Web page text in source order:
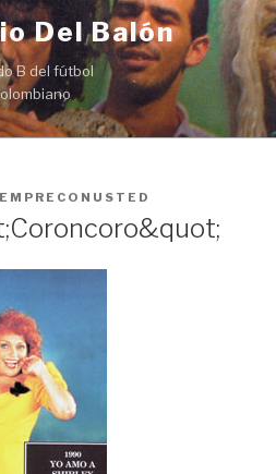
Del Balón
B del fútbol